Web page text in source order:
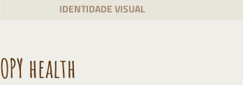
IDENTIDADE VISUAL
OPY health